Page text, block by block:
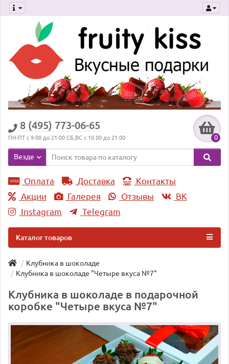
8 (495) 773-06-65
ПН-ПТ с 9:00 до 21:00 СБ,ВС с 10.00 до 21.00 0
Везде
Оплата Доставка
Контакты
Акции
Галерея Отзывы
ВK
Instagram
Telegram
Каталог товаров
Клубника в шоколаде
Клубника в шоколаде "Четыре вкуса №7"
Клубника в шоколаде в подарочной
коробке "Четыре вкуса №7"